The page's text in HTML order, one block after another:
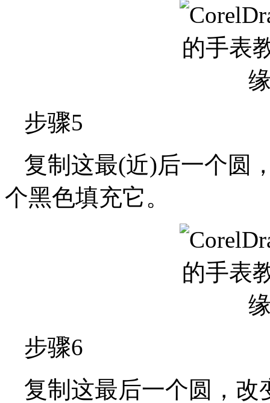
步骤5
复制这最(近)后一个圆
个黑色填充它。
步骤6
复制这最后一个圆，改